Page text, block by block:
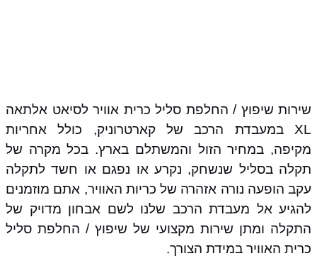
שירות שיפוץ / החלפת סליל כרית אוויר לסיאט אלתאה
XL במעבדת הרכב של קארטרוניק, כולל אחריות
מקיפה, במחיר הזול והמשתלם בארץ. בכל מקרה של
תקלה בסליל שנשחק, נקרע או נפגם או חשד לתקלה
עקב הופעה נורה אזהרה של כריות האוויר, אתם מוזמנים
להגיע אל מעבדת הרכב שלנו לשם אבחון מדויק של
התקלה ומתן שירות מקצועי של שיפוץ / החלפת סליל
כרית האוויר במידת הצורך.